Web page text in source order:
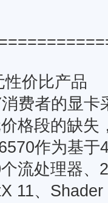
价比产品
者的显卡
格段的缺
作为基于
流处理器、
11、